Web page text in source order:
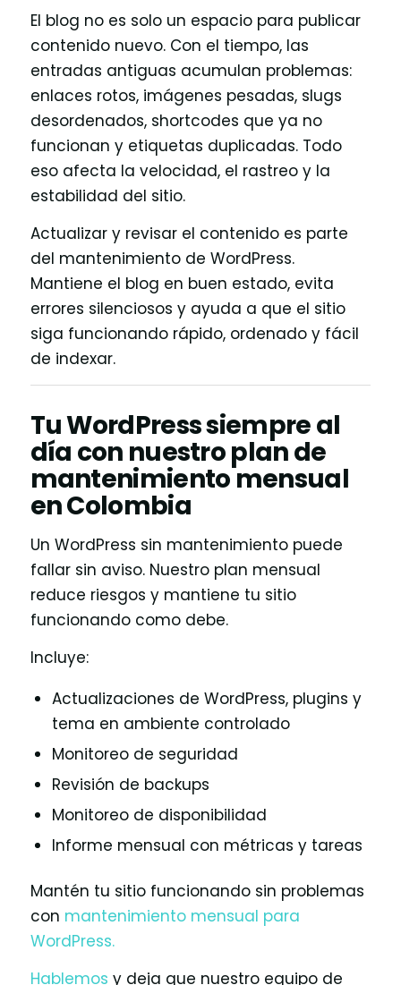
El blog no es solo un espacio para publicar
contenido nuevo. Con el tiempo, las
entradas antiguas acumulan problemas:
enlaces rotos, imágenes pesadas, slugs
desordenados, shortcodes que ya no
funcionan y etiquetas duplicadas. Todo
eso afecta la velocidad, el rastreo y la
estabilidad del sitio.
Actualizar y revisar el contenido es parte
del mantenimiento de WordPress.
Mantiene el blog en buen estado, evita
errores silenciosos y ayuda a que el sitio
siga funcionando rápido, ordenado y fácil
de indexar.
Tu WordPress siempre al
día con nuestro plan de
mantenimiento mensual
en Colombia
Un WordPress sin mantenimiento puede
fallar sin aviso. Nuestro plan mensual
reduce riesgos y mantiene tu sitio
funcionando como debe.
Incluye:
Actualizaciones de WordPress, plugins y
tema en ambiente controlado
Monitoreo de seguridad
Revisión de backups
Monitoreo de disponibilidad
Informe mensual con métricas y tareas
Mantén tu sitio funcionando sin problemas
con mantenimiento mensual para
WordPress.
Hablemos y deja que nuestro equipo de